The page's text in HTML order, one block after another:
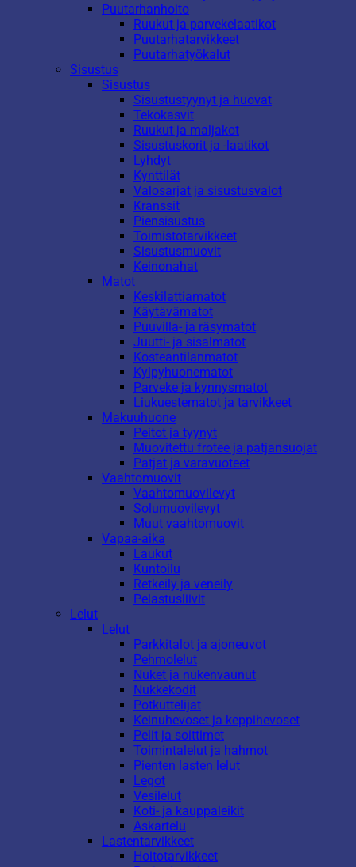
Puutarhanhoito
Ruukut ja parvekelaatikot
Puutarhatarvikkeet
Puutarhatyökalut
Sisustus
Sisustus
Sisustustyynyt ja huovat
Tekokasvit
Ruukut ja maljakot
Sisustuskorit ja -laatikot
Lyhdyt
Kynttilät
Valosarjat ja sisustusvalot
Kranssit
Piensisustus
Toimistotarvikkeet
Sisustusmuovit
Keinonahat
Matot
Keskilattiamatot
Käytävämatot
Puuvilla- ja räsymatot
Juutti- ja sisalmatot
Kosteantilanmatot
Kylpyhuonematot
Parveke ja kynnysmatot
Liukuestematot ja tarvikkeet
Makuuhuone
Peitot ja tyynyt
Muovitettu frotee ja patjansuojat
Patjat ja varavuoteet
Vaahtomuovit
Vaahtomuovilevyt
Solumuovilevyt
Muut vaahtomuovit
Vapaa-aika
Laukut
Kuntoilu
Retkeily ja veneily
Pelastusliivit
Lelut
Lelut
Parkkitalot ja ajoneuvot
Pehmolelut
Nuket ja nukenvaunut
Nukkekodit
Potkuttelijat
Keinuhevoset ja keppihevoset
Pelit ja soittimet
Toimintalelut ja hahmot
Pienten lasten lelut
Legot
Vesilelut
Koti- ja kauppaleikit
Askartelu
Lastentarvikkeet
Hoitotarvikkeet